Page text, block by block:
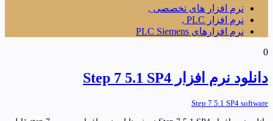
نرم افزار های تخصصی ,
نرم افزار PLC ,
نرم افزارهای PLC Siemens
0
دانلود نرم افزار Step 7 5.1 SP4
Step 7 5.1 SP4 software